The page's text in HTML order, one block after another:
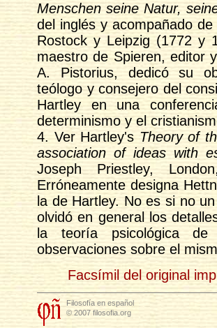
Menschen seine Natur,
del inglés y acompañado
Rostock y Leipzig (1772 y
maestro de Spieren, editor
A. Pistorius, dedicó su
teólogo y consejero del
Hartley en una
determinismo y el
4. Ver Hartley's Theory of
association of ideas with
Joseph Priestley,
Erróneamente designa
la de Hartley. No es si no
olvidó en general los
la teoría psicológica
observaciones sobre el
Facsímil del original
Filosofía en español
© 2007 filosofia.org